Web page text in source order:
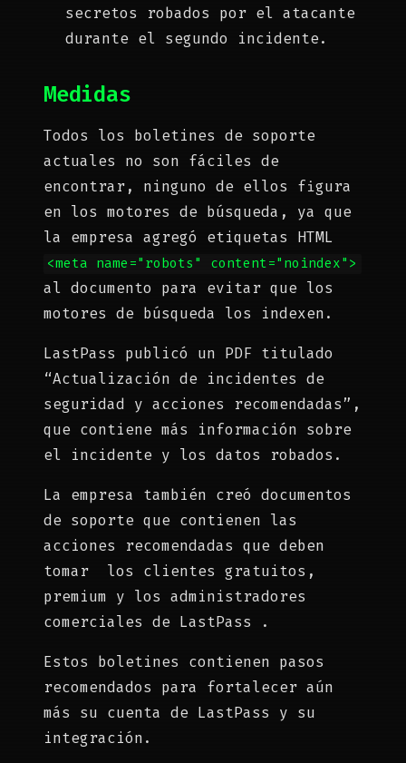
secretos robados por el atacante
durante el segundo incidente.
Medidas
Todos los boletines de soporte
actuales no son fáciles de
encontrar, ninguno de ellos figura
en los motores de búsqueda, ya que
la empresa agregó etiquetas HTML
<meta name="robots" content="noindex">
al documento para evitar que los
motores de búsqueda los indexen.
LastPass publicó un PDF titulado
“Actualización de incidentes de
seguridad y acciones recomendadas”,
que contiene más información sobre
el incidente y los datos robados.
La empresa también creó documentos
de soporte que contienen las
acciones recomendadas que deben
tomar los clientes gratuitos,
premium y los administradores
comerciales de LastPass .
Estos boletines contienen pasos
recomendados para fortalecer aún
más su cuenta de LastPass y su
integración.